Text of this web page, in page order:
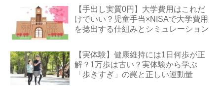
【手出し実質0円】大学費用はこれだ
けでいい？児童手当×NISAで大学費用
を捻出する仕組みとシミュレーション
【実体験】健康維持には1日何歩が正
解？1万歩は古い？実体験から学ぶ
「歩きすぎ」の罠と正しい運動量